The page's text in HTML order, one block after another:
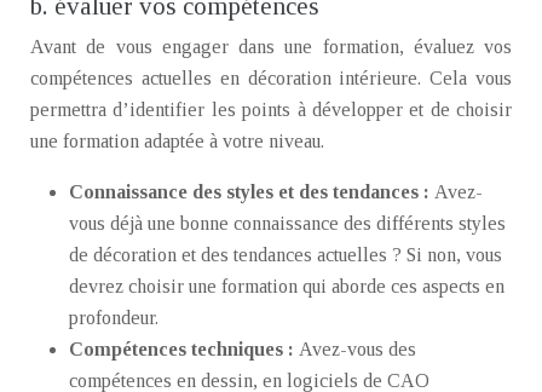
b. évaluer vos compétences
Avant de vous engager dans une formation, évaluez vos
compétences actuelles en décoration intérieure. Cela vous
permettra d’identifier les points à développer et de choisir
une formation adaptée à votre niveau.
Connaissance des styles et des tendances : Avez-
vous déjà une bonne connaissance des différents styles
de décoration et des tendances actuelles ? Si non, vous
devrez choisir une formation qui aborde ces aspects en
profondeur.
Compétences techniques : Avez-vous des
compétences en dessin, en logiciels de CAO